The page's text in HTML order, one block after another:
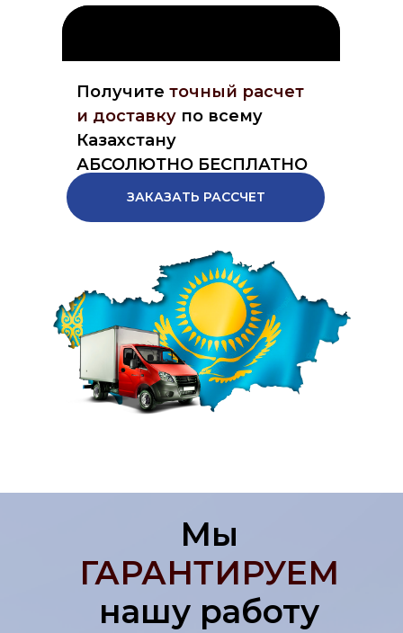
Получите точный расчет
и доставку по всему
Казахстану
АБСОЛЮТНО БЕСПЛАТНО
ЗАКАЗАТЬ РАССЧЕТ
Мы
ГАРАНТИРУЕМ
нашу работу